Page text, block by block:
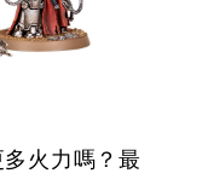
火力嗎？最